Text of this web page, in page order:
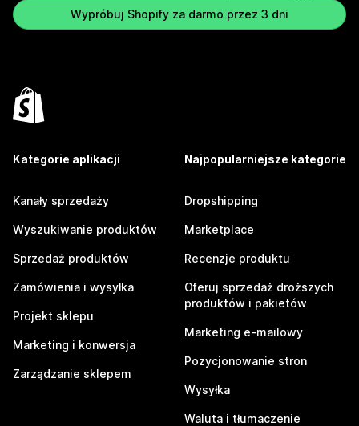
Wypróbuj Shopify za darmo przez 3 dni
Kategorie aplikacji
Kanały sprzedaży
Wyszukiwanie produktów
Sprzedaż produktów
Zamówienia i wysyłka
Projekt sklepu
Marketing i konwersja
Zarządzanie sklepem
Najpopularniejsze kategorie
Dropshipping
Marketplace
Recenzje produktu
Oferuj sprzedaż droższych
produktów i pakietów
Marketing e-mailowy
Pozycjonowanie stron
Wysyłka
Waluta i tłumaczenie